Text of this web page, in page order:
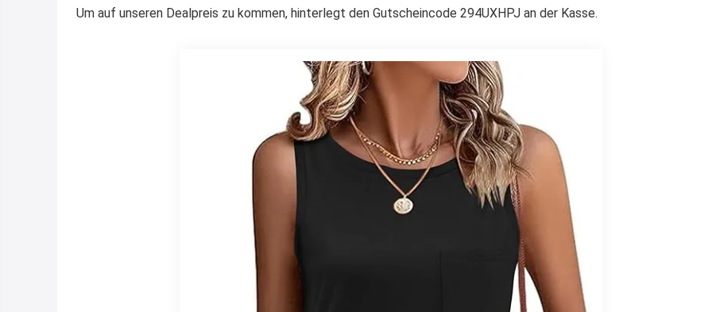
Um auf unseren Dealpreis zu kommen, hinterlegt den Gutscheincode 294UXHPJ an der Kasse.